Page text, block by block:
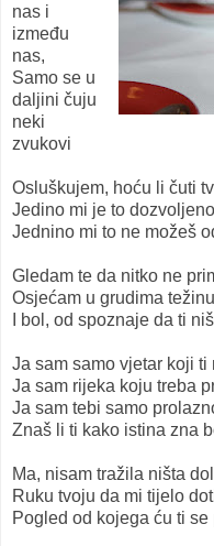
nas i
između
nas,
Samo se u
daljini čuju
neki
zvukovi
Osluškujem, hoću li čuti
Jedino mi je to
Jednino mi to ne možeš
Gledam te da nitko ne
Osjećam u grudima
I bol, od spoznaje da ti
Ja sam samo vjetar koji ti
Ja sam rijeka koju treba
Ja sam tebi samo
Znaš li ti kako istina zna
Ma, nisam tražila ništa
Ruku tvoju da mi tijelo
Pogled od kojega ću ti se